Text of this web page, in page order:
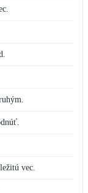
vec.